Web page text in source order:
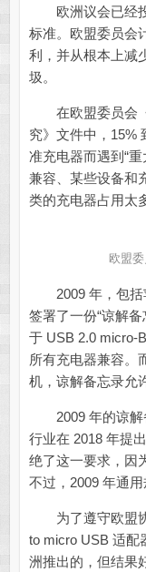
欧洲议会已经投
标准。欧盟委员会
利，并从根本上减
圾。
在欧盟委员会《
究》文件中，15%
准充电器而遇到“
兼容、某些设备和
类的充电器占用太
欧盟
2009 年，包括
签署了一份“谅解
于 USB 2.0 micro-
所有充电器兼容。
机，谅解备忘录允
2009 年的谅解
行业在 2018 年提
绝了这一要求，因
不过，2009 年通
为了遵守欧盟协
to micro USB 适配
洲推出的，但结果